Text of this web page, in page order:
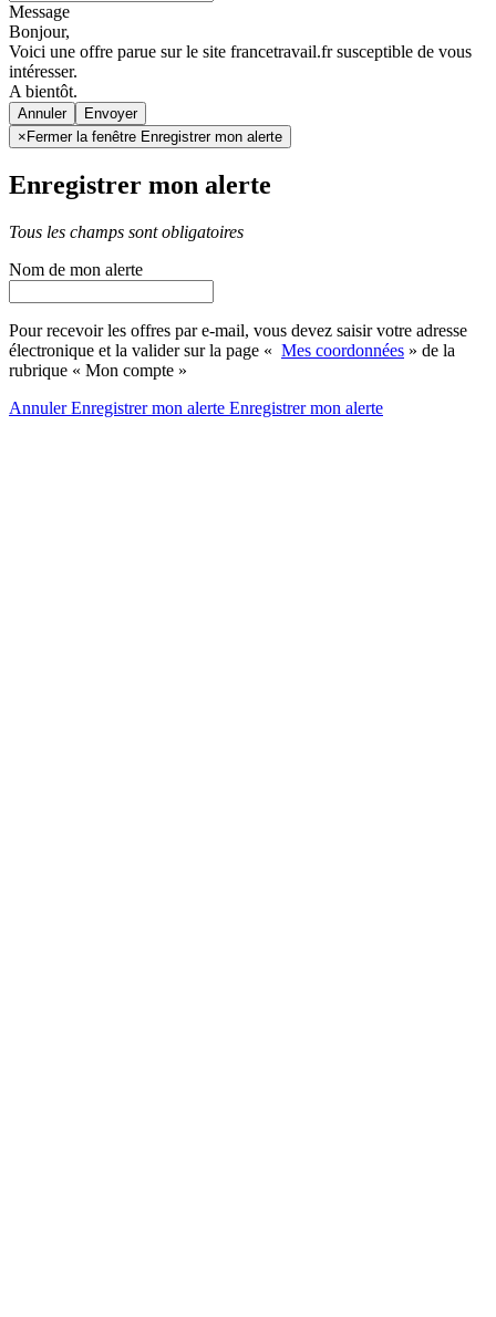
Message
Bonjour,
Voici une offre parue sur le site francetravail.fr susceptible de vous
intéresser.
A bientôt.
Annuler
× Fermer la fenêtre Enregistrer mon alerte
Enregistrer mon alerte
Tous les champs sont obligatoires
Nom de mon alerte
Pour recevoir les offres par e-mail, vous devez saisir votre adresse
électronique et la valider sur la page « Mes coordonnées » de la
rubrique « Mon compte »
AnnulerEnregistrer mon alerte Enregistrermon alerte